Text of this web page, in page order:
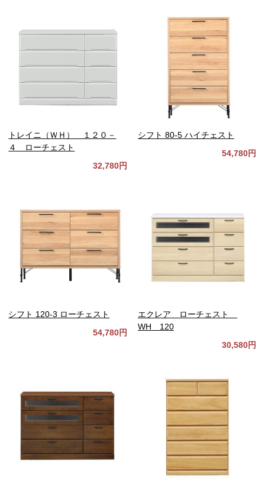
トレイニ（ＷＨ） １２０－
４ ローチェスト
32,780円
シフト 80-5 ハイチェスト
54,780円
シフト 120-3 ローチェスト
54,780円
エクレア ローチェスト
WH 120
30,580円